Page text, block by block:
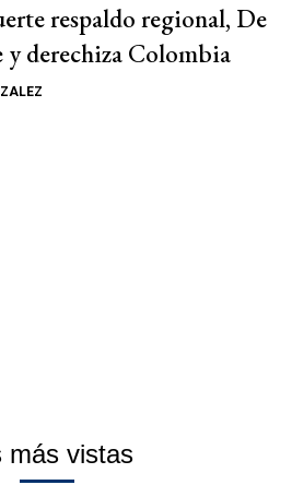
respaldo regional, De
y derechiza Colombia
más vistas